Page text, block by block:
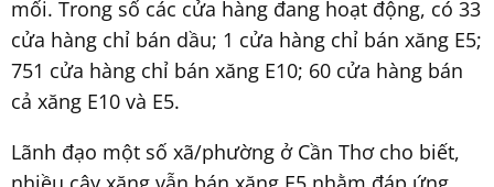
mối. Trong số các cửa hàng đang hoạt động, có 33
cửa hàng chỉ bán dầu; 1 cửa hàng chỉ bán xăng E5;
751 cửa hàng chỉ bán xăng E10; 60 cửa hàng bán
cả xăng E10 và E5.
Lãnh đạo một số xã/phường ở Cần Thơ cho biết,